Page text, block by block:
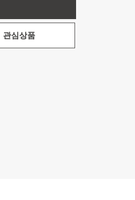
관심상품